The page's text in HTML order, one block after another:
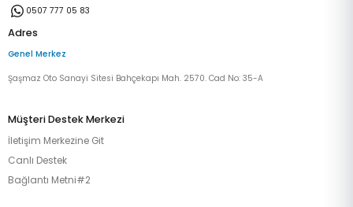
0507 777 05 83
Adres
Genel Merkez
Şaşmaz Oto Sanayi Sitesi Bahçekapı Mah. 2570. Cad No: 35-A
Müşteri Destek Merkezi
İletişim Merkezine Git
Canlı Destek
Bağlantı Metni#2